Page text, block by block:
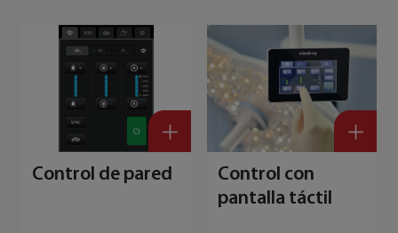
Control de pared
Control con
pantalla táctil